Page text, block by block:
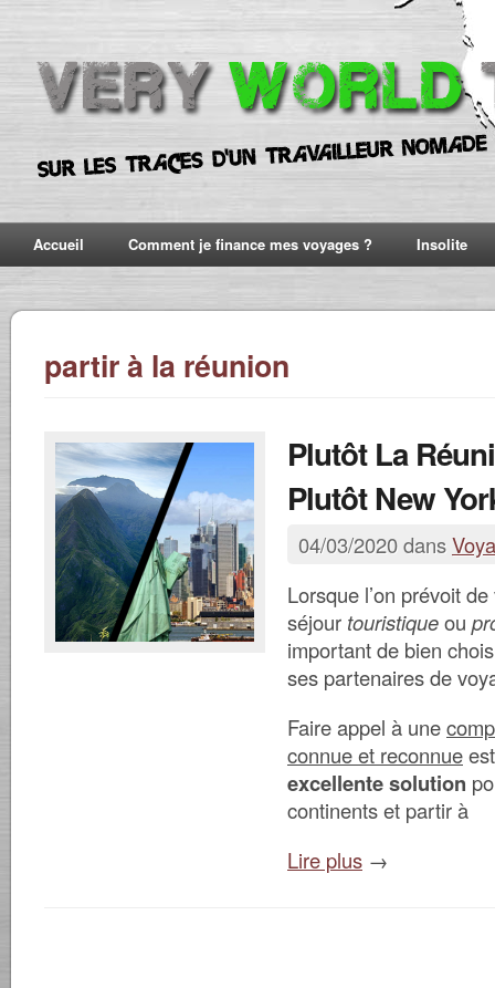
Accueil Comment je finance mes voyages ? Insolite
partir à la réunion
Plutôt La
Plutôt New
04/03/2020 dans
Lorsque l’on prévoit
séjour touristiqueou
important de bien
ses partenaires de
Faire appel à une
connue et reconnue
excellente solution
continents et partir à
Lire plus →